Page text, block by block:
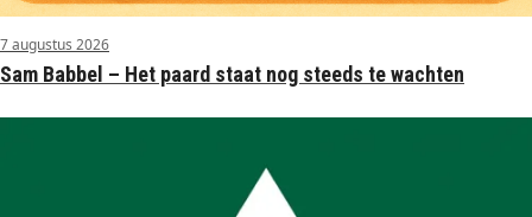
7 augustus 2026
Sam Babbel – Het paard staat nog steeds te wachten